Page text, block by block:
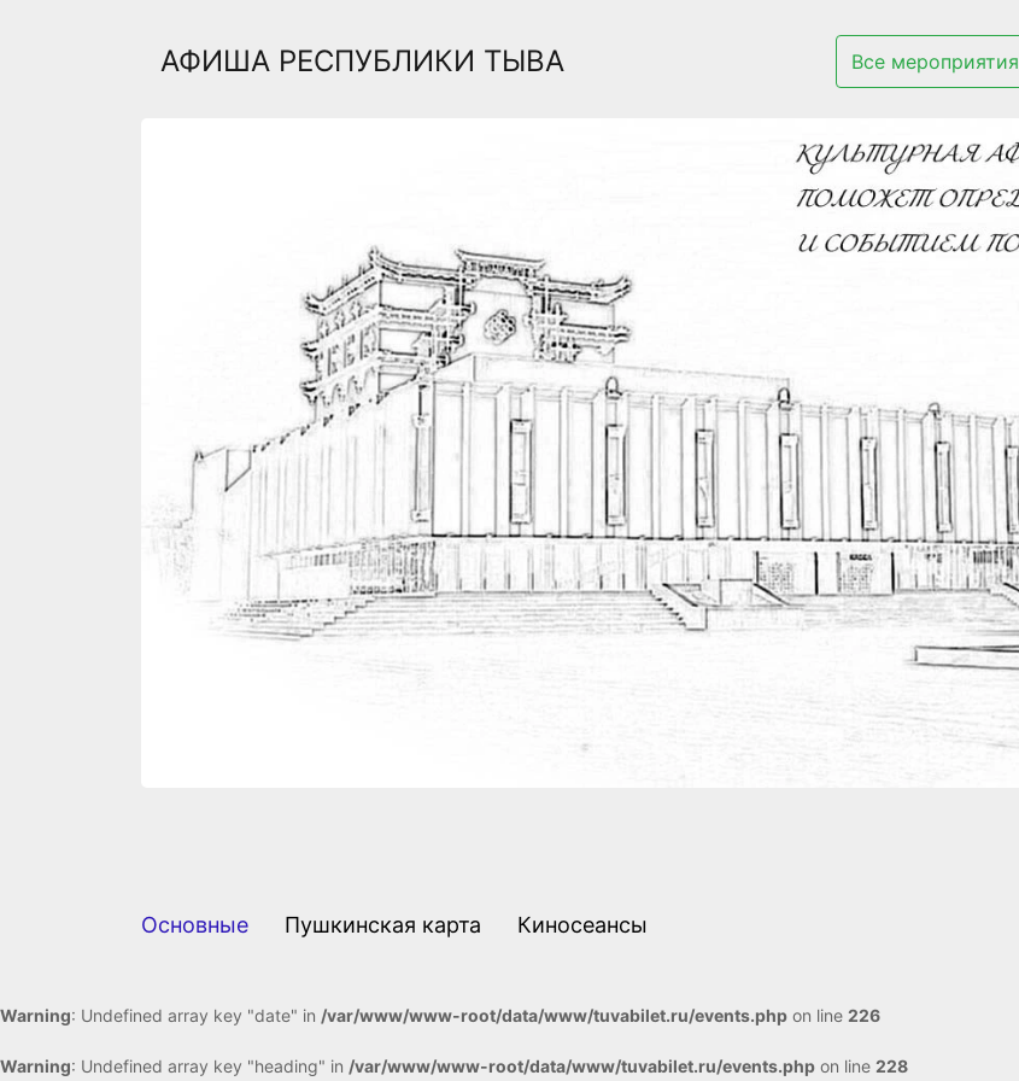
АФИША РЕСПУБЛИКИ ТЫВА Все мероприятия
Previous
Основные Пушкинская карта Киносеансы
Warning: Undefined array key "date" in /var/www/www-root/data/www/tuvabilet.ru/events.php on line 226
Warning: Undefined array key "heading" in /var/www/www-root/data/www/tuvabilet.ru/events.php on line 228